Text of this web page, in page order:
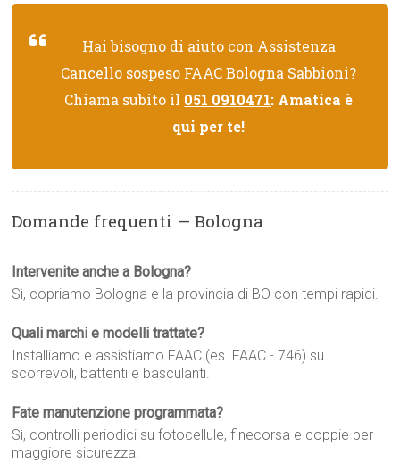
Hai bisogno di aiuto con Assistenza
Cancello sospeso FAAC Bologna Sabbioni?
Chiama subito il 051 0910471: Amatica è
qui per te!
Domande frequenti — Bologna
Intervenite anche a Bologna?
Sì, copriamo Bologna e la provincia di BO con tempi rapidi.
Quali marchi e modelli trattate?
Installiamo e assistiamo FAAC (es. FAAC - 746) su
scorrevoli, battenti e basculanti.
Fate manutenzione programmata?
Sì, controlli periodici su fotocellule, finecorsa e coppie per
maggiore sicurezza.